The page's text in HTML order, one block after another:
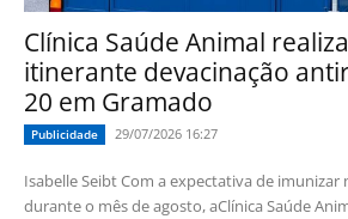
Clínica Saúde Animal
itinerante devacinação
20 em Gramado
Publicidade 29/07/2026 16:27
Isabelle Seibt Com a expectativa de imunizar mais de 10 mil animais
durante o mês de agosto, aClínica Saúde